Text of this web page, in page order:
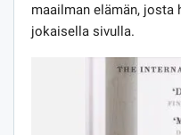
maailman elämän, josta
jokaisella sivulla.